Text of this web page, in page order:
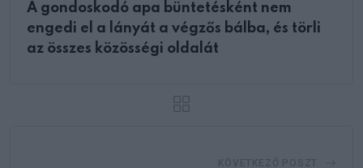
A gondoskodó apa büntetésként nem
engedi el a lányát a végzős bálba, és törli
az összes közösségi oldalát